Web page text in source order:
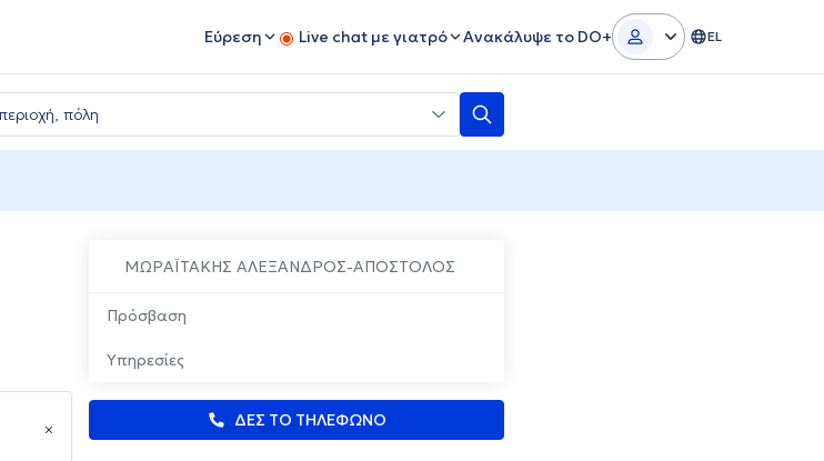
Εύρεση Live chat με γιατρό Ανακάλυψε το DO+ EL
ΜΩΡΑΪΤΑΚΗΣ ΑΛΕΞΑΝΔΡΟΣ-ΑΠΟΣΤΟΛΟΣ
Πρόσβαση
Υπηρεσίες
ΔΕΣ ΤΟ ΤΗΛΕΦΩΝΟ